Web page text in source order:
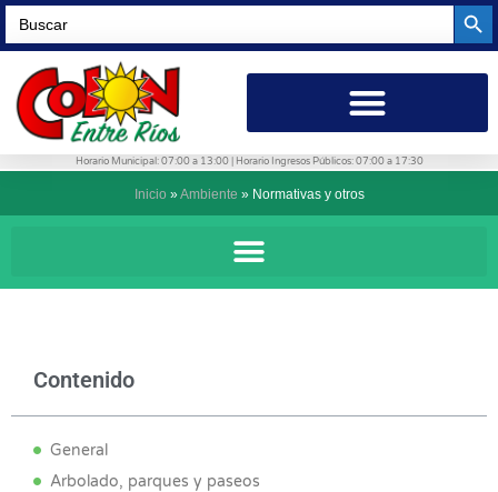
Search
for:
Horario Municipal: 07:00 a 13:00 | Horario Ingresos Públicos: 07:00 a 17:30
Inicio »Ambiente » Normativas y otros
Contenido
General
Arbolado, parques y paseos